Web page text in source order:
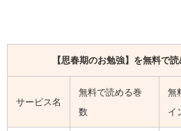
【思春期のお勉強】を無料で
サービス名
無料で読める巻
数
無
イ